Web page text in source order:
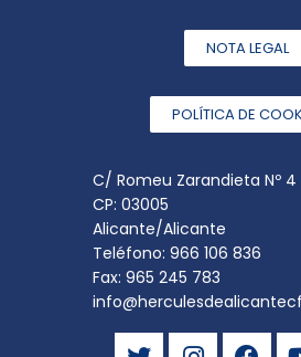
NOTA LEGAL
POLÍTICA DE
C/ Romeu Zarandieta Nº 4
CP: 03005
Alicante/Alicante
Teléfono: 966 106 836
Fax: 965 245 783